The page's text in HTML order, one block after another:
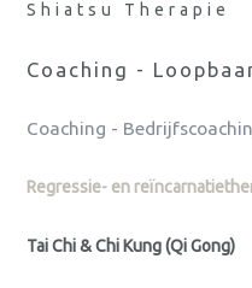
Shiatsu Therapie
Coaching -
Coaching -
Regressie- en
Tai Chi & Chi Kung (Qi Gong)